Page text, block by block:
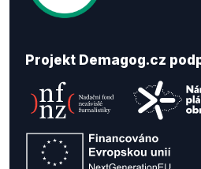
Projekt Demagog.cz